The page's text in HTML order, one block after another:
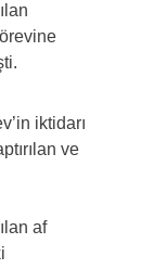
iktidarı
ve
af